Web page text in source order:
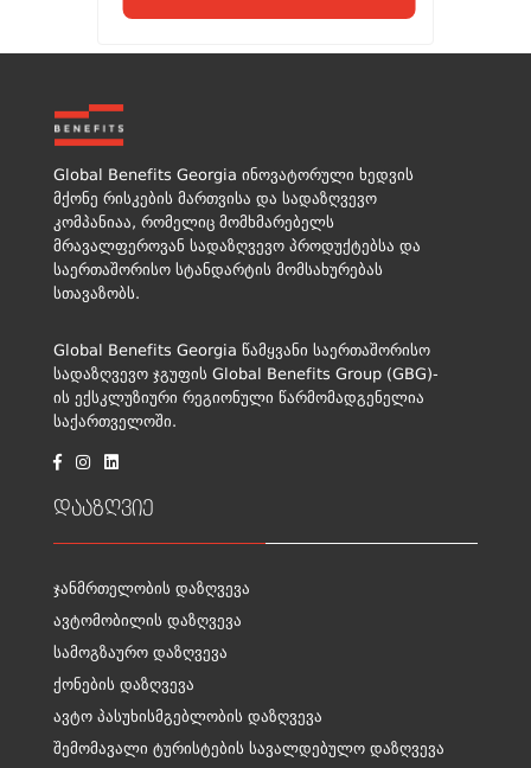
Global Benefits Georgia ინოვატორული ხედვის
მქონე რისკების მართვისა და სადაზღვევო
კომპანიაა, რომელიც მომხმარებელს
მრავალფეროვან სადაზღვევო პროდუქტებსა და
საერთაშორისო სტანდარტის მომსახურებას
სთავაზობს.
Global Benefits Georgia წამყვანი საერთაშორისო
სადაზღვევო ჯგუფის Global Benefits Group (GBG)-
ის ექსკლუზიური რეგიონული წარმომადგენელია
საქართველოში.
დააზღვიე
ჯანმრთელობის დაზღვევა
ავტომობილის დაზღვევა
სამოგზაურო დაზღვევა
ქონების დაზღვევა
ავტო პასუხისმგებლობის დაზღვევა
შემომავალი ტურისტების სავალდებულო დაზღვევა